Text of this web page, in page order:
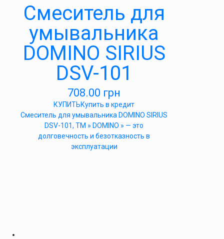
Cмеситель для
умывальника
DOMINO SIRIUS
DSV-101
708.00 грн
КУПИТЬКупить в кредит
Cмеситель для умывальника DOMINO SIRIUS
DSV-101, ТМ » DOMINO » — это
долговечность и безотказность в
эксплуатации